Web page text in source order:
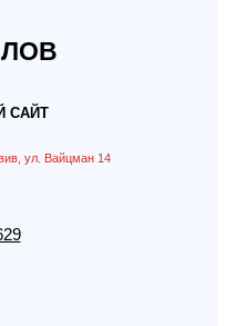
САЙТ
ул. Вайцман 14